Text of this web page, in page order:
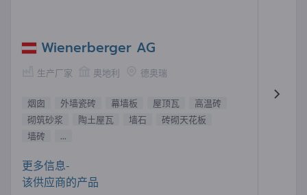
Wienerberger AG
生产厂家 奥地利 德奥瑞
烟囱 外墙瓷砖 幕墙板 屋顶瓦
高温砖
砌筑砂浆
陶土屋瓦 墙石
砖砌天花板
墙砖
...
更多信息-
该供应商的产品